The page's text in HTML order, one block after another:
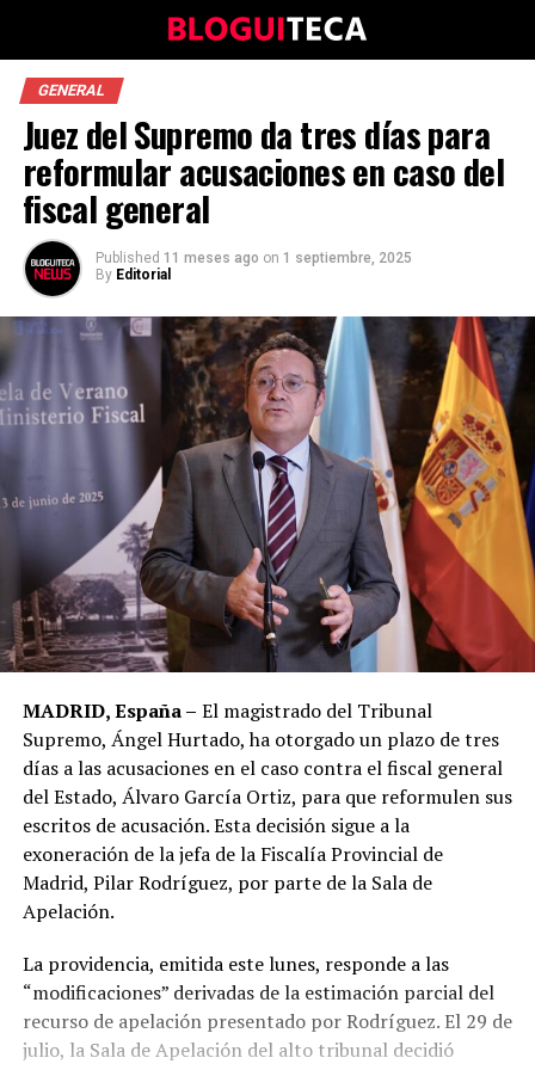
GENERAL
Juez del Supremo da tres días para
reformular acusaciones en caso del
fiscal general
Published 11 meses ago on 1 septiembre, 2025
By Editorial
MADRID, España – El magistrado del Tribunal
Supremo, Ángel Hurtado, ha otorgado un plazo de tres
días a las acusaciones en el caso contra el fiscal general
del Estado, Álvaro García Ortiz, para que reformulen sus
escritos de acusación. Esta decisión sigue a la
exoneración de la jefa de la Fiscalía Provincial de
Madrid, Pilar Rodríguez, por parte de la Sala de
Apelación.
La providencia, emitida este lunes, responde a las
“modificaciones” derivadas de la estimación parcial del
recurso de apelación presentado por Rodríguez. El 29 de
julio, la Sala de Apelación del alto tribunal decidió